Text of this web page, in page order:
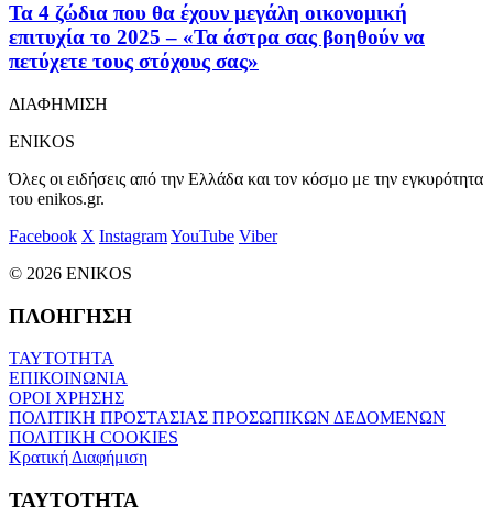
Τα 4 ζώδια που θα έχουν μεγάλη οικονομική
επιτυχία το 2025 – «Τα άστρα σας βοηθούν να
πετύχετε τους στόχους σας»
ΔΙΑΦΗΜΙΣΗ
ENIKOS
Όλες οι ειδήσεις από την Ελλάδα και τον κόσμο με την εγκυρότητα
του enikos.gr.
Facebook X InstagramYouTube Viber
© 2026 ENIKOS
ΠΛΟΗΓΗΣΗ
ΤΑΥΤΟΤΗΤΑ
ΕΠΙΚΟΙΝΩΝΙΑ
ΟΡΟΙ ΧΡΗΣΗΣ
ΠΟΛΙΤΙΚΗ ΠΡΟΣΤΑΣΙΑΣ ΠΡΟΣΩΠΙΚΩΝ ΔΕΔΟΜΕΝΩΝ
ΠΟΛΙΤΙΚΗ COOKIES
Κρατική Διαφήμιση
ΤΑΥΤΟΤΗΤΑ